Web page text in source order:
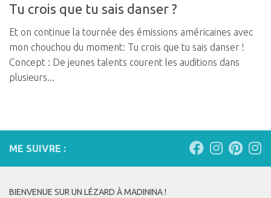
Tu crois que tu sais danser ?
Et on continue la tournée des émissions américaines avec
mon chouchou du moment: Tu crois que tu sais danser !
Concept : De jeunes talents courent les auditions dans
plusieurs...
ME SUIVRE :
BIENVENUE SUR UN LÉZARD À MADININA !